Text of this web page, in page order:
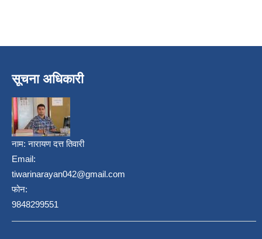
सूचना अधिकारी
नाम:नारायण दत्त तिवारी
Email:
tiwarinarayan042@gmail.com
फोन:
9848299551